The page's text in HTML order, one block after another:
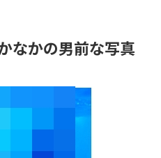
なかの男前な写真